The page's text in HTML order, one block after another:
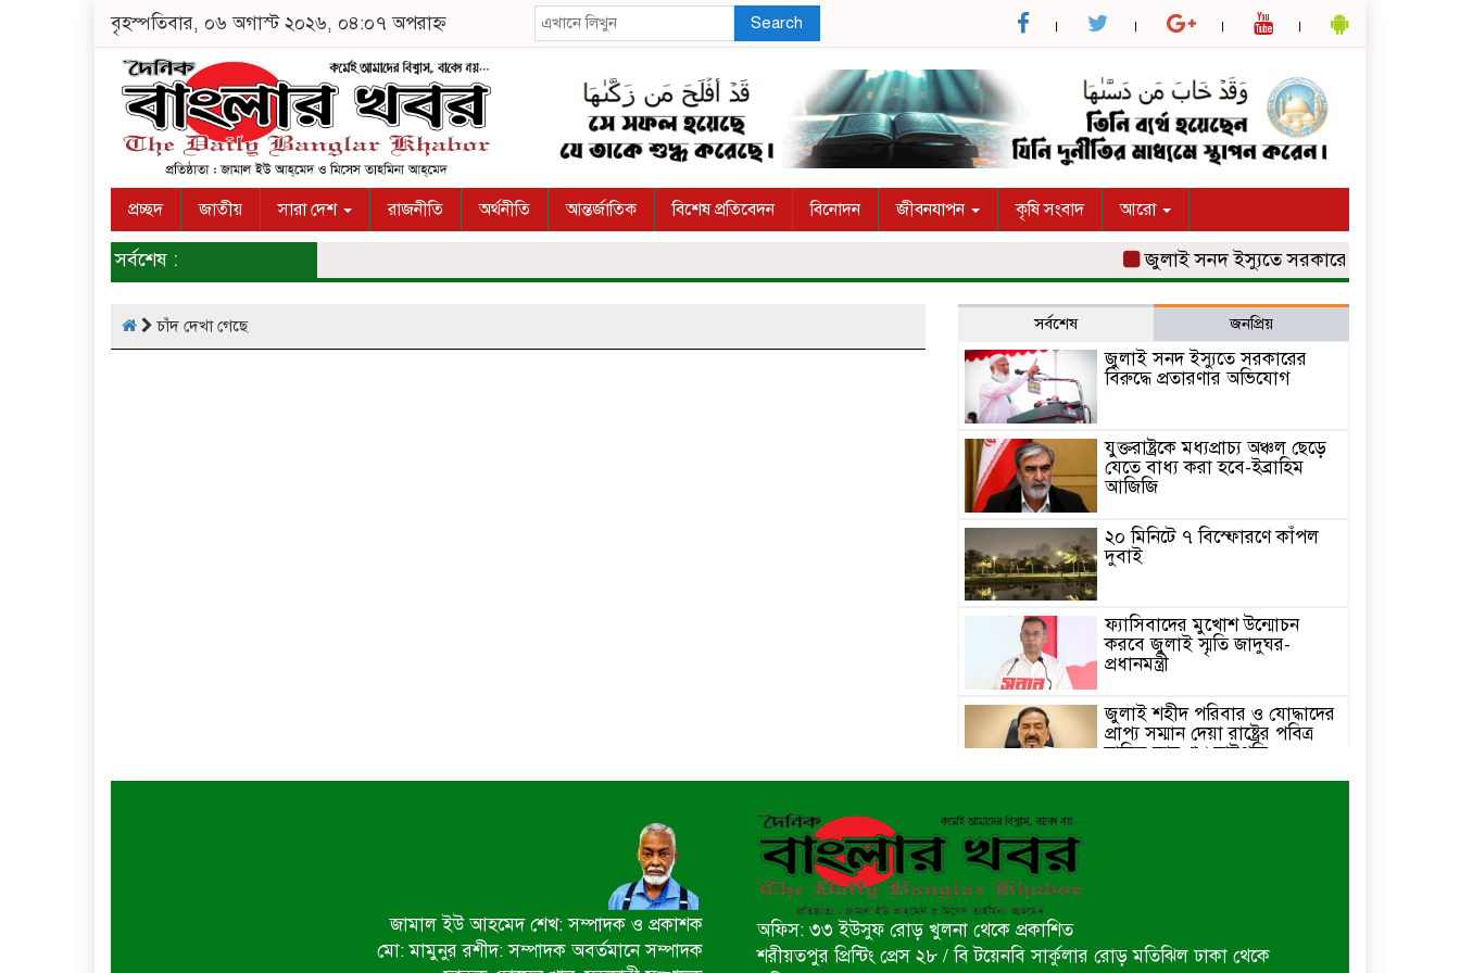
বৃহস্পতিবার, ০৬ অগাস্ট ২০২৬, ০৪:০৭ অপরাহ্ন Search
প্রচ্ছদ জাতীয় সারা দেশ রাজনীতি অর্থনীতি আন্তর্জাতিক বিশেষ প্রতিবেদন বিনোদন জীবনযাপন কৃষি সংবাদ আরো
সর্বশেষ : জুলাই সনদ ইস্যুতে সরকারের বিরুদ্ধে
চাঁদ দেখা গেছে সর্বশেষ জনপ্রিয়
জুলাই সনদ ইস্যুতে সরকারের
বিরুদ্ধে প্রতারণার অভিযোগ
যুক্তরাষ্ট্রকে মধ্যপ্রাচ্য অঞ্চল ছেড়ে
যেতে বাধ্য করা হবে-ইব্রাহিম
আজিজি
২০ মিনিটে ৭ বিস্ফোরণে কাঁপল
দুবাই
ফ্যাসিবাদের মুখোশ উন্মোচন
করবে জুলাই স্মৃতি জাদুঘর-
প্রধানমন্ত্রী
জুলাই শহীদ পরিবার ও যোদ্ধাদের
প্রাপ্য সম্মান দেয়া রাষ্ট্রের পবিত্র
দায়িত্ব-ভারপ্রাপ্ত রাষ্ট্রপতি
জামাল ইউ আহমেদ শেখ: সম্পাদক ও প্রকাশক
মো: মামুনুর রশীদ: সম্পাদক অবর্তমানে সম্পাদক
অফিস: ৩৩ ইউসুফ রোড় খুলনা থেকে প্রকাশিত
শরীয়তপুর প্রিন্টিং প্রেস ২৮ / বি টয়েনবি সার্কুলার রোড় মতিঝিল ঢাকা থেকে